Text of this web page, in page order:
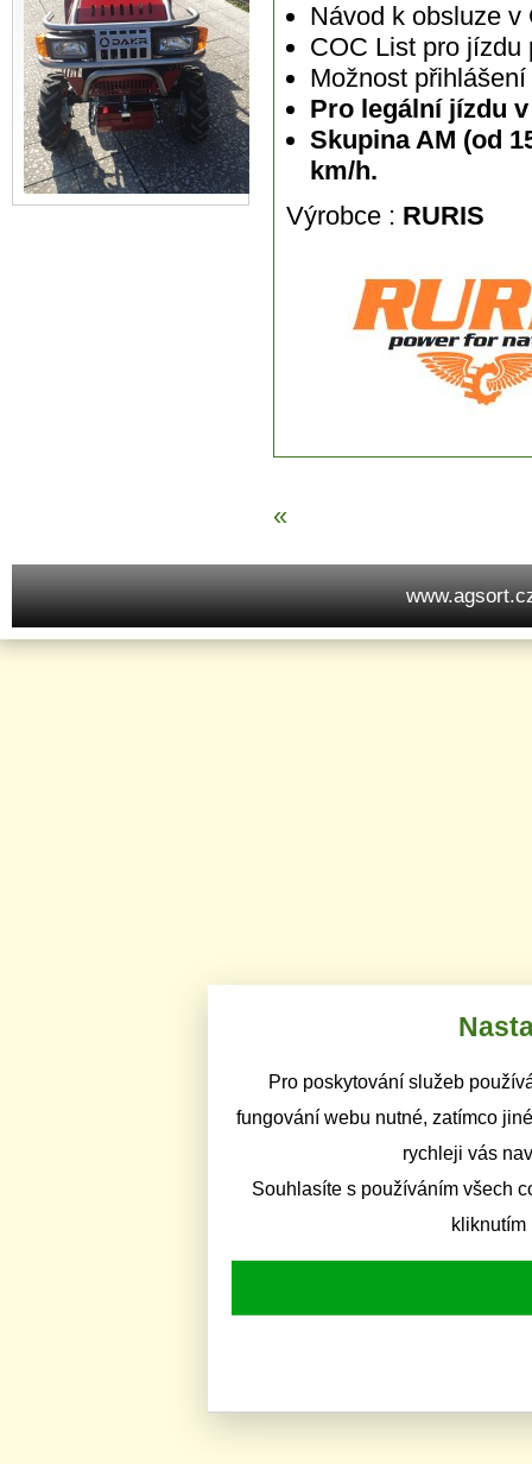
Pro poskytování služeb
fungování webu nutné, zatímco
rychleji vás
Souhlasíte s používáním všech
kliknutím
Návod k obsluze v
COC List pro jízdu
Možnost
Pro legální jízdu
Skupina AM (od
km/h.
Výrobce : RURIS
«